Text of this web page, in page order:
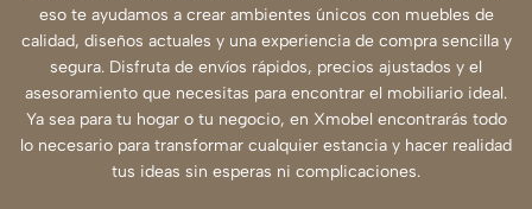
eso te ayudamos a crear ambientes únicos con muebles de
calidad, diseños actuales y una experiencia de compra sencilla y
segura. Disfruta de envíos rápidos, precios ajustados y el
asesoramiento que necesitas para encontrar el mobiliario ideal.
Ya sea para tu hogar o tu negocio, en Xmobel encontrarás todo
lo necesario para transformar cualquier estancia y hacer realidad
tus ideas sin esperas ni complicaciones.